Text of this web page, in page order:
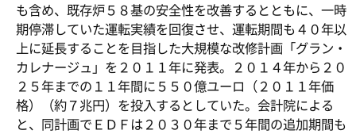
も含め、既存炉５８基の安全性を改善するとともに、一時
期停滞していた運転実績を回復させ、運転期間も４０年以
上に延長することを目指した大規模な改修計画「グラン・
カレナージュ」を２０１１年に発表。２０１４年から２０
２５年までの１１年間に５５０億ユーロ（２０１１年価
格）（約７兆円）を投入するとしていた。会計院による
と、同計画でＥＤＦは２０３０年まで５年間の追加期間も